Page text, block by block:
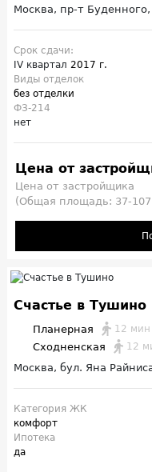
Москва, пр-т Буденного,
Срок сдачи:
IV квартал 2017 г.
Виды отделок
без отделки
ФЗ-214
нет
Цена от
Цена от застройщика
(Общая площадь: 37-107
Счастье в Тушино
Планерная 12 мин
Сходненская 12
Москва, бул. Яна
Категория ЖК
комфорт
Ипотека
да